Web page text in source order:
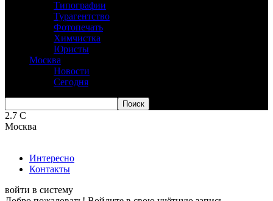
Типографии
Турагентство
Фотопечать
Химчистка
Юристы
Москва
Новости
Сегодня
2.7 C
Москва
Интересно
Контакты
войти в систему